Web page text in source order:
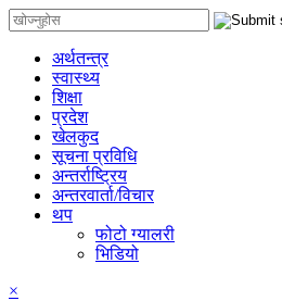
अर्थतन्त्र
स्वास्थ्य
शिक्षा
प्रदेश
खेलकुद
सूचना प्रविधि
अन्तर्राष्ट्रिय
अन्तरवार्ता/विचार
थप
फोटो ग्यालरी
भिडियो
×